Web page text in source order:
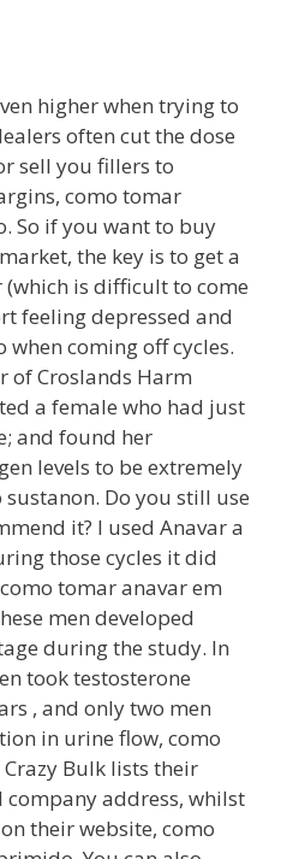
higher when trying to
often cut the dose
sell you fillers to
como tomar
So if you want to buy
the key is to get a
is difficult to come
feeling depressed and
coming off cycles.
of Croslands Harm
a female who had just
and found her
levels to be extremely
Do you still use
it? I used Anavar a
those cycles it did
tomar anavar em
men developed
during the study. In
took testosterone
, and only two men
in urine flow, como
Bulk lists their
address, whilst
their website, como